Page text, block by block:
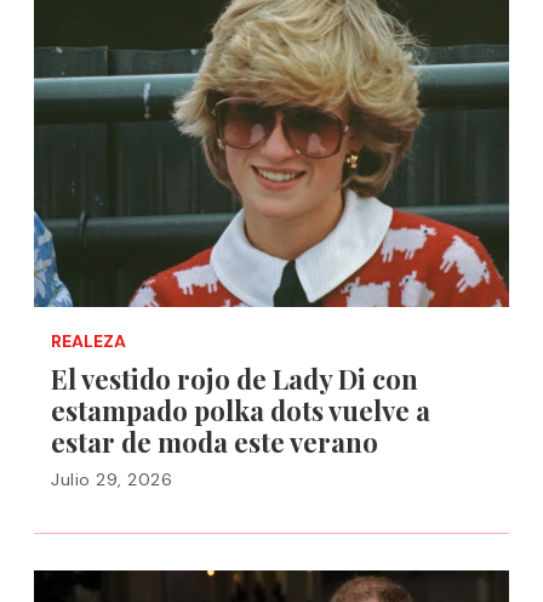
REALEZA
El vestido rojo de Lady Di con
estampado polka dots vuelve a
estar de moda este verano
Julio 29, 2026